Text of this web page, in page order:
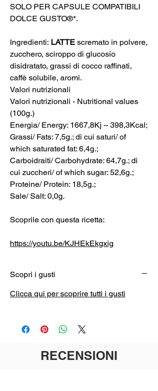
SOLO PER CAPSULE COMPATIBILI
DOLCE GUSTO®*.
Ingredienti: LATTE scremato in polvere,
zucchero, sciroppo di glucosio
disidratato, grassi di cocco raffinati,
caffè solubile, aromi.
Valori nutrizionali
Valori nutrizionali - Nutritional values
(100g.)
Energia/ Energy: 1667,8Kj – 398,3Kcal;
Grassi/ Fats: 7,5g.; di cui saturi/ of
which saturated fat: 6,4g.;
Carboidraiti/ Carbohydrate: 64,7g.; di
cui zuccheri/ of which sugar: 52,6g.;
Proteine/ Protein: 18,5g.;
Sale/ Salt: 0,0g.
Scoprile con questa ricetta:
https://youtu.be/KJHEkEkgxig
Scopri i gusti
Clicca qui per scoprire tutti i gusti
RECENSIONI